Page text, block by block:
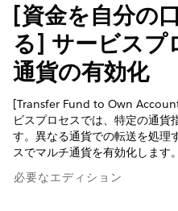
[資金を自分の
る] サービスプ
通貨の有効化
[Transfer Fund to Own
ビスプロセスでは、特定の通貨
す。異なる通貨での転送を処理
スでマルチ通貨を有効化します。
必要なエディション